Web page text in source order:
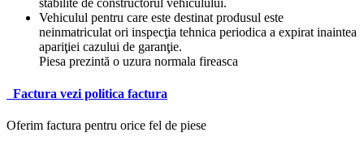
stabilite de constructorul vehiculului.
Vehiculul pentru care este destinat produsul este
neinmatriculat ori inspecţia tehnica periodica a expirat inaintea
apariţiei cazului de garanţie.
Piesa prezintă o uzura normala fireasca
Factura vezi politica factura
Oferim factura pentru orice fel de piese